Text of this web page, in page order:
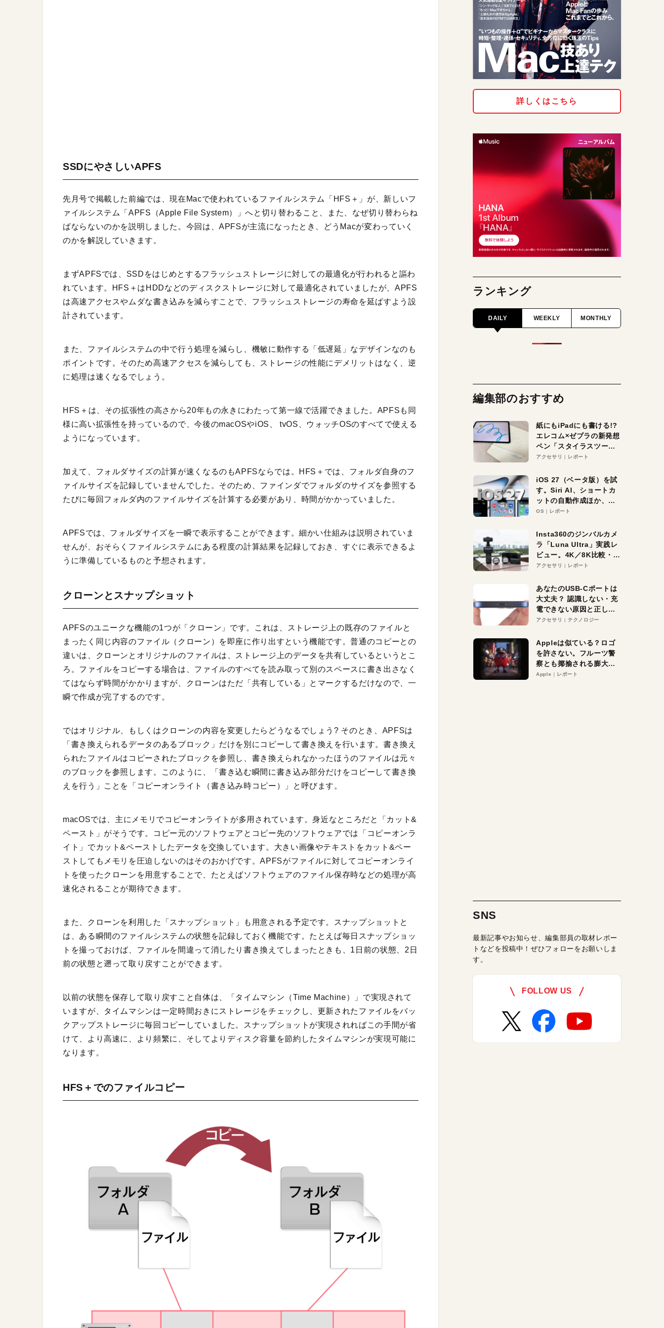
SSDにやさしいAPFS
先月号で掲載した前編では、現在Macで使われているファイルシステム「HFS＋」が、新しいフ
ァイルシステム「APFS（Apple File System）」へと切り替わること、また、なぜ切り替わらね
ばならないのかを説明しました。今回は、APFSが主流になったとき、どうMacが変わっていく
のかを解説していきます。
まずAPFSでは、SSDをはじめとするフラッシュストレージに対しての最適化が行われると謳わ
れています。HFS＋はHDDなどのディスクストレージに対して最適化されていましたが、APFS
は高速アクセスやムダな書き込みを減らすことで、フラッシュストレージの寿命を延ばすよう設
計されています。
また、ファイルシステムの中で行う処理を減らし、機敏に動作する「低遅延」なデザインなのも
ポイントです。そのため高速アクセスを減らしても、ストレージの性能にデメリットはなく、逆
に処理は速くなるでしょう。
HFS＋は、その拡張性の高さから20年もの永きにわたって第一線で活躍できました。APFSも同
様に高い拡張性を持っているので、今後のmacOSやiOS、 tvOS、ウォッチOSのすべてで使える
ようになっています。
加えて、フォルダサイズの計算が速くなるのもAPFSならでは。HFS＋では、フォルダ自身のフ
ァイルサイズを記録していませんでした。そのため、ファインダでフォルダのサイズを参照する
たびに毎回フォルダ内のファイルサイズを計算する必要があり、時間がかかっていました。
APFSでは、フォルダサイズを一瞬で表示することができます。細かい仕組みは説明されていま
せんが、おそらくファイルシステムにある程度の計算結果を記録しておき、すぐに表示できるよ
うに準備しているものと予想されます。
クローンとスナップショット
APFSのユニークな機能の1つが「クローン」です。これは、ストレージ上の既存のファイルと
まったく同じ内容のファイル（クローン）を即座に作り出すという機能です。普通のコピーとの
違いは、クローンとオリジナルのファイルは、ストレージ上のデータを共有しているというとこ
ろ。ファイルをコピーする場合は、ファイルのすべてを読み取って別のスペースに書き出さなく
てはならず時間がかかりますが、クローンはただ「共有している」とマークするだけなので、一
瞬で作成が完了するのです。
ではオリジナル、もしくはクローンの内容を変更したらどうなるでしょう? そのとき、APFSは
「書き換えられるデータのあるブロック」だけを別にコピーして書き換えを行います。書き換え
られたファイルはコピーされたブロックを参照し、書き換えられなかったほうのファイルは元々
のブロックを参照します。このように、「書き込む瞬間に書き込み部分だけをコピーして書き換
えを行う」ことを「コピーオンライト（書き込み時コピー）」と呼びます。
macOSでは、主にメモリでコピーオンライトが多用されています。身近なところだと「カット&
ペースト」がそうです。コピー元のソフトウェアとコピー先のソフトウェアでは「コピーオンラ
イト」でカット&ペーストしたデータを交換しています。大きい画像やテキストをカット&ペー
ストしてもメモリを圧迫しないのはそのおかげです。APFSがファイルに対してコピーオンライ
トを使ったクローンを用意することで、たとえばソフトウェアのファイル保存時などの処理が高
速化されることが期待できます。
また、クローンを利用した「スナップショット」も用意される予定です。スナップショットと
は、ある瞬間のファイルシステムの状態を記録しておく機能です。たとえば毎日スナップショッ
トを撮っておけば、ファイルを間違って消したり書き換えてしまったときも、1日前の状態、2日
前の状態と遡って取り戻すことができます。
以前の状態を保存して取り戻すこと自体は、「タイムマシン（Time Machine）」で実現されて
いますが、タイムマシンは一定時間おきにストレージをチェックし、更新されたファイルをバッ
クアップストレージに毎回コピーしていました。スナップショットが実現されればこの手間が省
けて、より高速に、より頻繁に、そしてよりディスク容量を節約したタイムマシンが実現可能に
なります。
HFS＋でのファイルコピー
詳しくはこちら
ランキング
DAILY WEEKLY MONTHLY
編集部のおすすめ
紙にもiPadにも書ける!?
エレコム×ゼブラの新発想
ペン「スタイラスツーウ
ェイ」レビュー。持ち替
アクセサリ レポート
iOS 27（ベータ版）を試
す。Siri AI、ショートカ
ットの自動作成ほか、期
待大の便利機能5選。
る未来はすぐそこ！
OS レポート
Insta360のジンバルカメ
ラ「Luna Ultra」実践レ
ビュー。4K／8K比較・ズ
ーム・夜間撮影をチェッ
アクセサリ レポート
あなたのUSB-Cポートは
大丈夫？ 認識しない・充
電できない原因と正しい
対策
アクセサリ テクノロジー
Appleは似ている？ロゴ
を許さない。フルーツ警
察とも揶揄される膨大な
異議申し立て。対象は非
Apple レポート
SNS
最新記事やお知らせ、編集部員の取材レポー
トなどを投稿中！ぜひフォローをお願いしま
す。
FOLLOW US